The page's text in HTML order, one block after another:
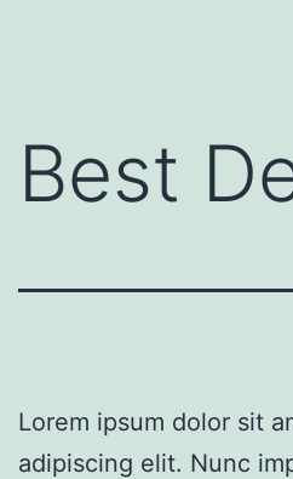
Best
Lorem ipsum dolor sit
adipiscing elit. Nunc